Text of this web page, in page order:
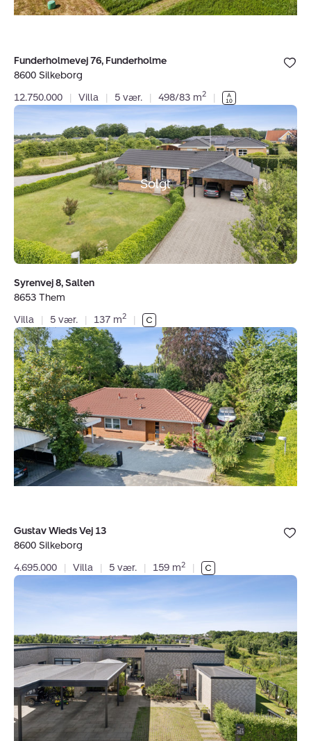
Bolig er
under dine
Funderholmevej 76, Funderholme
8600 Silkeborg
12.750.000
| Villa | 5 vær. | 498/83 m2 |
Syrenvej
8,
Salten,
8653
Them
Solgt
Syrenvej 8, Salten
8653 Them
Villa
| 5 vær. | 137 m2 |
Villa:
Gustav
Wieds
Vej
13,
8600
Silkeborg
Bolig er
under dine
Gustav Wieds Vej 13
8600 Silkeborg
4.695.000
| Villa | 5 vær. | 159 m2 |
8600
Silkeborg